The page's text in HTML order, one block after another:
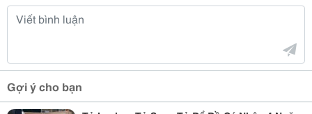
Gợi ý cho bạn